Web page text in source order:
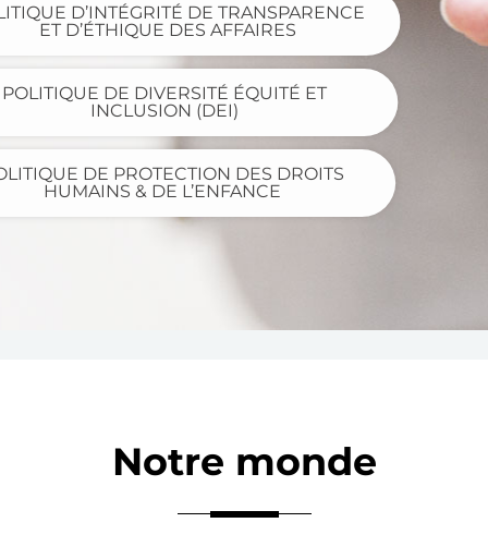
D’INTÉGRITÉ DE TRANSPARENCE
ET D’ÉTHIQUE DES AFFAIRES
POLITIQUE DE DIVERSITÉ ÉQUITÉ ET
INCLUSION (DEI)
DE PROTECTION DES DROITS
HUMAINS & DE L’ENFANCE
Notre monde